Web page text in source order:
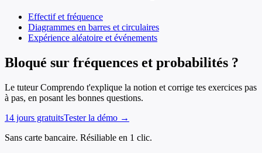
Effectif et fréquence
Diagrammes en barres et circulaires
Expérience aléatoire et événements
Bloqué sur fréquences et probabilités ?
Le tuteur Comprendo t'explique la notion et corrige tes exercices pas
à pas, en posant les bonnes questions.
14 jours gratuitsTester la démo →
Sans carte bancaire. Résiliable en 1 clic.